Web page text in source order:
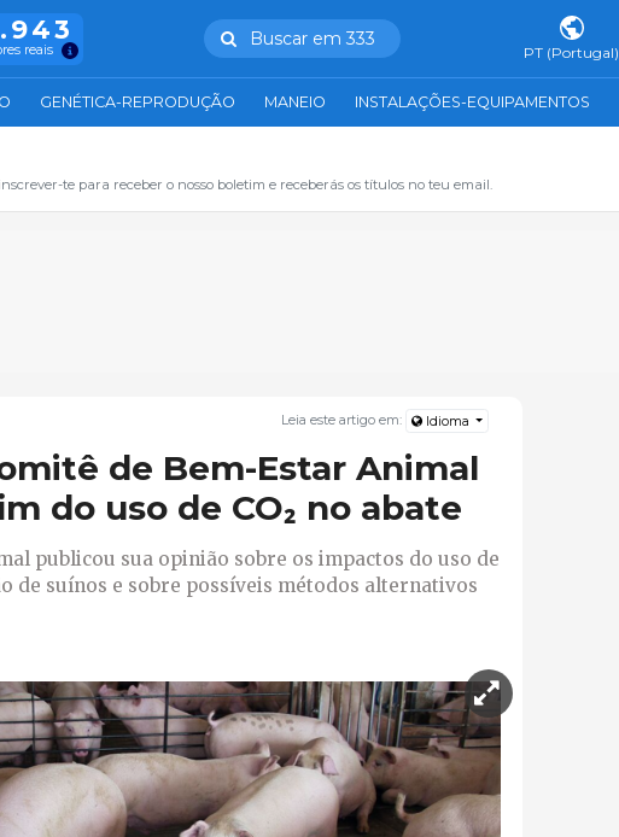
reais
Buscar em 333
PT (Portugal)
GENÉTICA-REPRODUÇÃO MANEIO INSTALAÇÕES-EQUIPAMENTOS
te para receber o nosso boletim e receberás os títulos no teu email.
Leia este artigo em: Idioma
de Bem-Estar Animal
do uso de CO₂ no abate
publicou sua opinião sobre os impactos do uso de
de suínos e sobre possíveis métodos alternativos